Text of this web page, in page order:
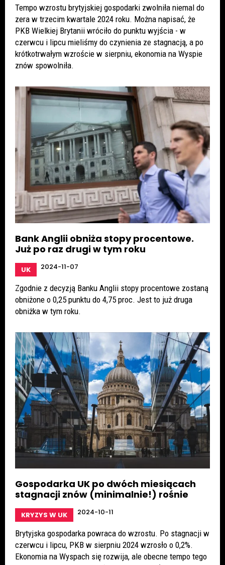
Tempo wzrostu brytyjskiej gospodarki zwolniła niemal do
zera w trzecim kwartale 2024 roku. Można napisać, że
PKB Wielkiej Brytanii wróciło do punktu wyjścia - w
czerwcu i lipcu mieliśmy do czynienia ze stagnacją, a po
krótkotrwałym wzroście w sierpniu, ekonomia na Wyspie
znów spowolniła.
Bank Anglii obniża stopy procentowe.
Już po raz drugi w tym roku
UK 2024-11-07
Zgodnie z decyzją Banku Anglii stopy procentowe zostaną
obniżone o 0,25 punktu do 4,75 proc. Jest to już druga
obniżka w tym roku.
Gospodarka UK po dwóch miesiącach
stagnacji znów (minimalnie!) rośnie
KRYZYS W UK 2024-10-11
Brytyjska gospodarka powraca do wzrostu. Po stagnacji w
czerwcu i lipcu, PKB w sierpniu 2024 wzrosło o 0,2%.
Ekonomia na Wyspach się rozwija, ale obecne tempo tego